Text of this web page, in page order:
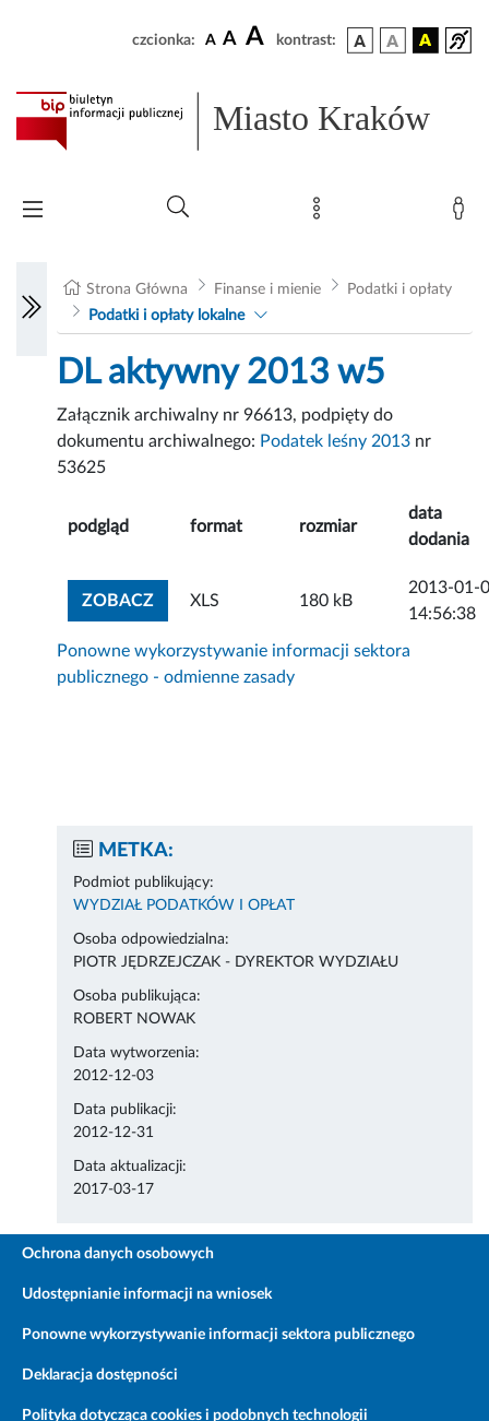
czcionka: A A A kontrast:
Miasto Kraków
Strona Główna Finanse i mienie
Podatki i opłaty
Podatki i opłaty lokalne
DL aktywny 2013 w5
Załącznik archiwalny nr 96613, podpięty do
dokumentu archiwalnego: Podatek leśny 2013 nr
53625
podgląd format rozmiar
data
dodania
ZOBACZZOBACZ ZAŁĄCZNIK
XLS 180 kB
2013-01-
14:56:38
Ponowne wykorzystywanie informacji sektora
publicznego - odmienne zasady
METKA:
Podmiot publikujący:
WYDZIAŁ PODATKÓW I OPŁAT
Osoba odpowiedzialna:
PIOTR JĘDRZEJCZAK - DYREKTOR WYDZIAŁU
Osoba publikująca:
ROBERT NOWAK
Data wytworzenia:
2012-12-03
Data publikacji:
2012-12-31
Data aktualizacji:
2017-03-17
Ochrona danych osobowych
Udostępnianie informacji na wniosek
Ponowne wykorzystywanie informacji sektora publicznego
Deklaracja dostępności
Polityka dotycząca cookies i podobnych technologii